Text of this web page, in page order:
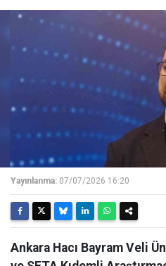
Yayınlanma: 07/07/2026 16:20
Ankara Hacı Bayram Veli